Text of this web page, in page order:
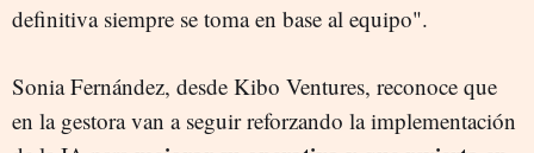
definitiva siempre se toma en base al equipo".
Sonia Fernández, desde Kibo Ventures, reconoce que
en la gestora van a seguir reforzando la implementación